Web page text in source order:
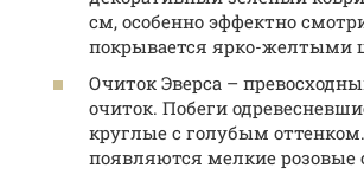
см, особенно эффектно
покрывается ярко-желтыми
Очиток Эверса –
очиток. Побеги
круглые с голубым
появляются мелкие розовые